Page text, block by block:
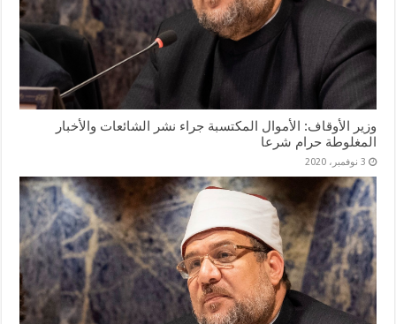
وزير الأوقاف: الأموال المكتسبة جراء نشر الشائعات والأخبار
المغلوطة حرام شرعا
3 نوفمبر، 2020